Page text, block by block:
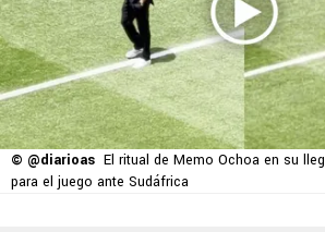
© @diarioas El ritual de Memo Ochoa en su
para el juego ante Sudáfrica